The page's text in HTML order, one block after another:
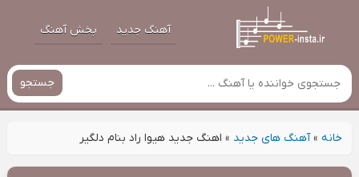
آهنگ جدید پخش آهنگ
جستجو
خانه»آهنگ های جدید » اهنگ جدید هیوا راد بنام دلگیر